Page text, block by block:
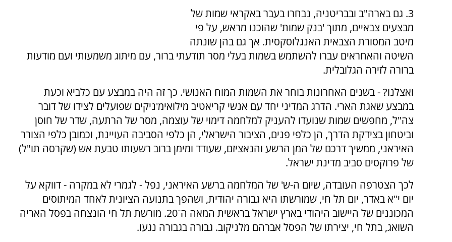
3. גם בארה"ב ובבריטניה, נבחרו בעבר באקראי שמות של
מבצעים צבאיים, מתוך 'בנק שמות' שהוכנו מראש, על פי
מיטב המסורת הצבאית האנגלוסקסית. אך גם בהן שונתה
השיטה והאחראים עברו להשתמש בשמות בעלי מסר תודעתי ברור, עם מיתוג משמעותי ועם מודעות
ברורה לזירה הגלובלית.
ואצלנו? - בשנים האחרונות בוחר את השמות המוח האנושי. כך זה היה במבצע עם כלביא וכעת
במבצע שאגת הארי. הדרג המדיני יחד עם אנשי קריאטיב מילואימ'ניקים שפועלים לצידו של דובר
צה"ל, מחפשים שמות שנועדו להעניק למלחמה דימוי של עוצמה, מסר של הרתעה, שדר של חוסן
וביטחון בצידקת הדרך, הן כלפי פנים, הציבור הישראלי, הן כלפי הסביבה העויינת, וכמובן כלפי הצורר
האיראני, ממשיך דרכם של המן הרשע והנאציזם, שעודד ומימן ברוב רשעותו טבעת אש (שקרסה תו"ל)
של פרוקסים סביב מדינת ישראל.
לכך הצטרפה העובדה, שיום ה-ש' של המלחמה ברשע האיראני, נפל - לגמרי לא במקרה - דווקא על
יום י"א באדר, יום תל חי, שמורשתו היא גבורה יהודית, ושהפך בתנועה הציונית לאחד המיתוסים
המכוננים של היישוב היהודי בארץ ישראל בראשית המאה ה־20. מורשת תל חי הונצחה בפסל האריה
השואג, בתל חי, יצירתו של הפסל אברהם מלניקוב. גבורה בגבורה נגעו.